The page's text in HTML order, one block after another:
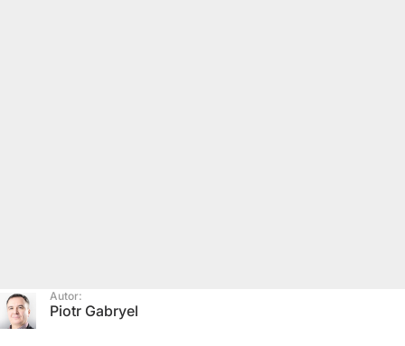
Autor:
Piotr Gabryel